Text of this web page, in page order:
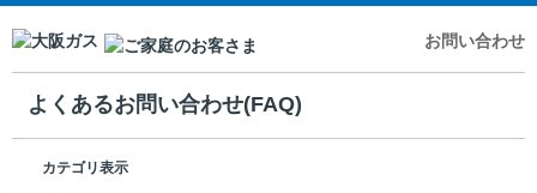
お問い合わせ
よくあるお問い合わせ(FAQ)
カテゴリ表示